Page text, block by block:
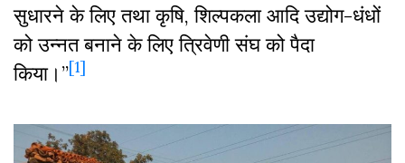
सुधारने के लिए तथा कृषि, शिल्पकला आदि उद्योग-धंधों
को उन्नत बनाने के लिए त्रिवेणी संघ को पैदा
किया।”[1]